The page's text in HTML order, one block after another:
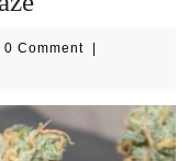
0 Comment